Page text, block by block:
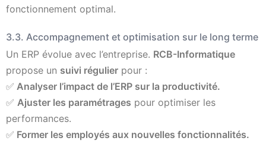
fonctionnement optimal.
3.3. Accompagnement et optimisation sur le long terme
Un ERP évolue avec l’entreprise. RCB-Informatique
propose un suivi régulier pour :
✅ Analyser l’impact de l’ERP sur la productivité.
✅ Ajuster les paramétrages pour optimiser les
performances.
✅ Former les employés aux nouvelles fonctionnalités.